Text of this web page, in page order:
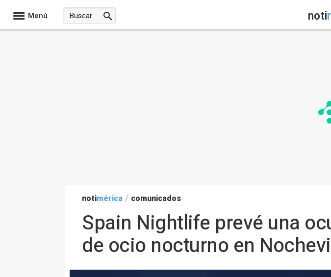
Menú noti
notimérica / comunicados
Spain Nightlife prevé una
de ocio nocturno en